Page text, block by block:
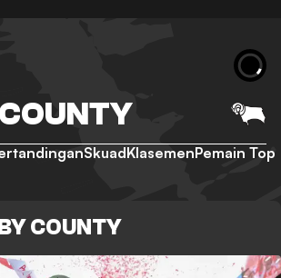
SkuadKlasemenPemain Top
COUNTY